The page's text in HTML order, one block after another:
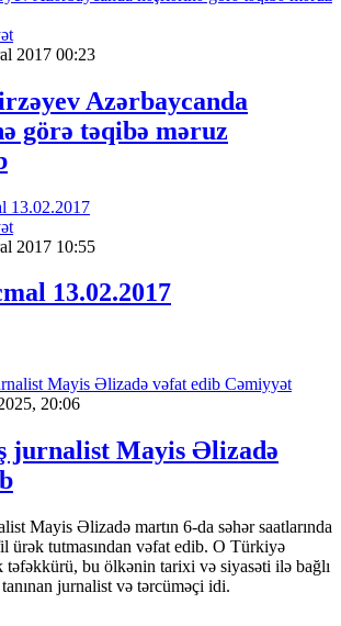
2017 00:23
Azərbaycanda
görə təqibə məruz
2017 10:55
13.02.2017
Cəmiyyət
20:06
jurnalist Mayis Əlizadə
Mayis Əlizadə martın 6-da səhər saatlarında
ürək tutmasından vəfat edib. O Türkiyə
təfəkkürü, bu ölkənin tarixi və siyasəti ilə bağlı
jurnalist və tərcüməçi idi.